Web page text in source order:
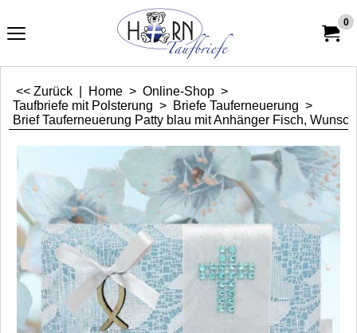
0
<< Zurück Home > Online-Shop >
Taufbriefe mit Polsterung > Briefe Tauferneuerung >
Brief Tauferneuerung Patty blau mit Anhänger Fisch,